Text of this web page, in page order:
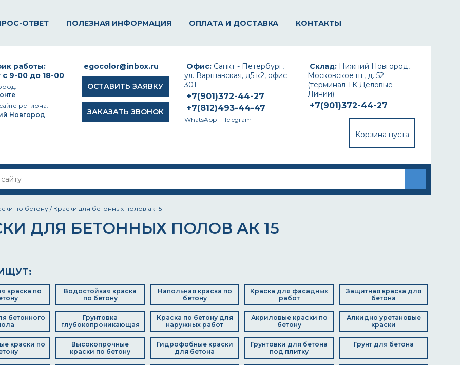
ОТВЕТ ПОЛЕЗНАЯ ИНФОРМАЦИЯ ОПЛАТА И ДОСТАВКА КОНТАКТЫ
Склад: Нижний Новгород,
Московское ш., д. 52
(терминал ТК Деловые
Линии)
+7(901)372-44-27
Корзина пуста
Офис: Санкт - Петербург,
ул. Варшавская, д5 к2, офис
301
+7(901)372-44-27
+7(812)493-44-47
WhatsApp Telegram
egocolor@inbox.ru
ОСТАВИТЬ ЗАЯВКУ
ЗАКАЗАТЬ ЗВОНОК
работы:
с 9-00 до 18-00
региона:
Новгород
по бетону / Краски для бетонных полов ак 15
ДЛЯ БЕТОННЫХ ПОЛОВ АК 15
краска по
Водостойкая краска
по бетону
Напольная краска по
бетону
Краска для фасадных
работ
Защитная краска для
бетона
бетонного
Грунтовка
глубокопроникающая
Краска по бетону для
наружных работ
Акриловые краски по
бетону
Алкидно уретановые
краски
краски по
Высокопрочные
краски по бетону
Гидрофобные краски
для бетона
Грунтовки для бетона
под плитку
Грунт для бетона